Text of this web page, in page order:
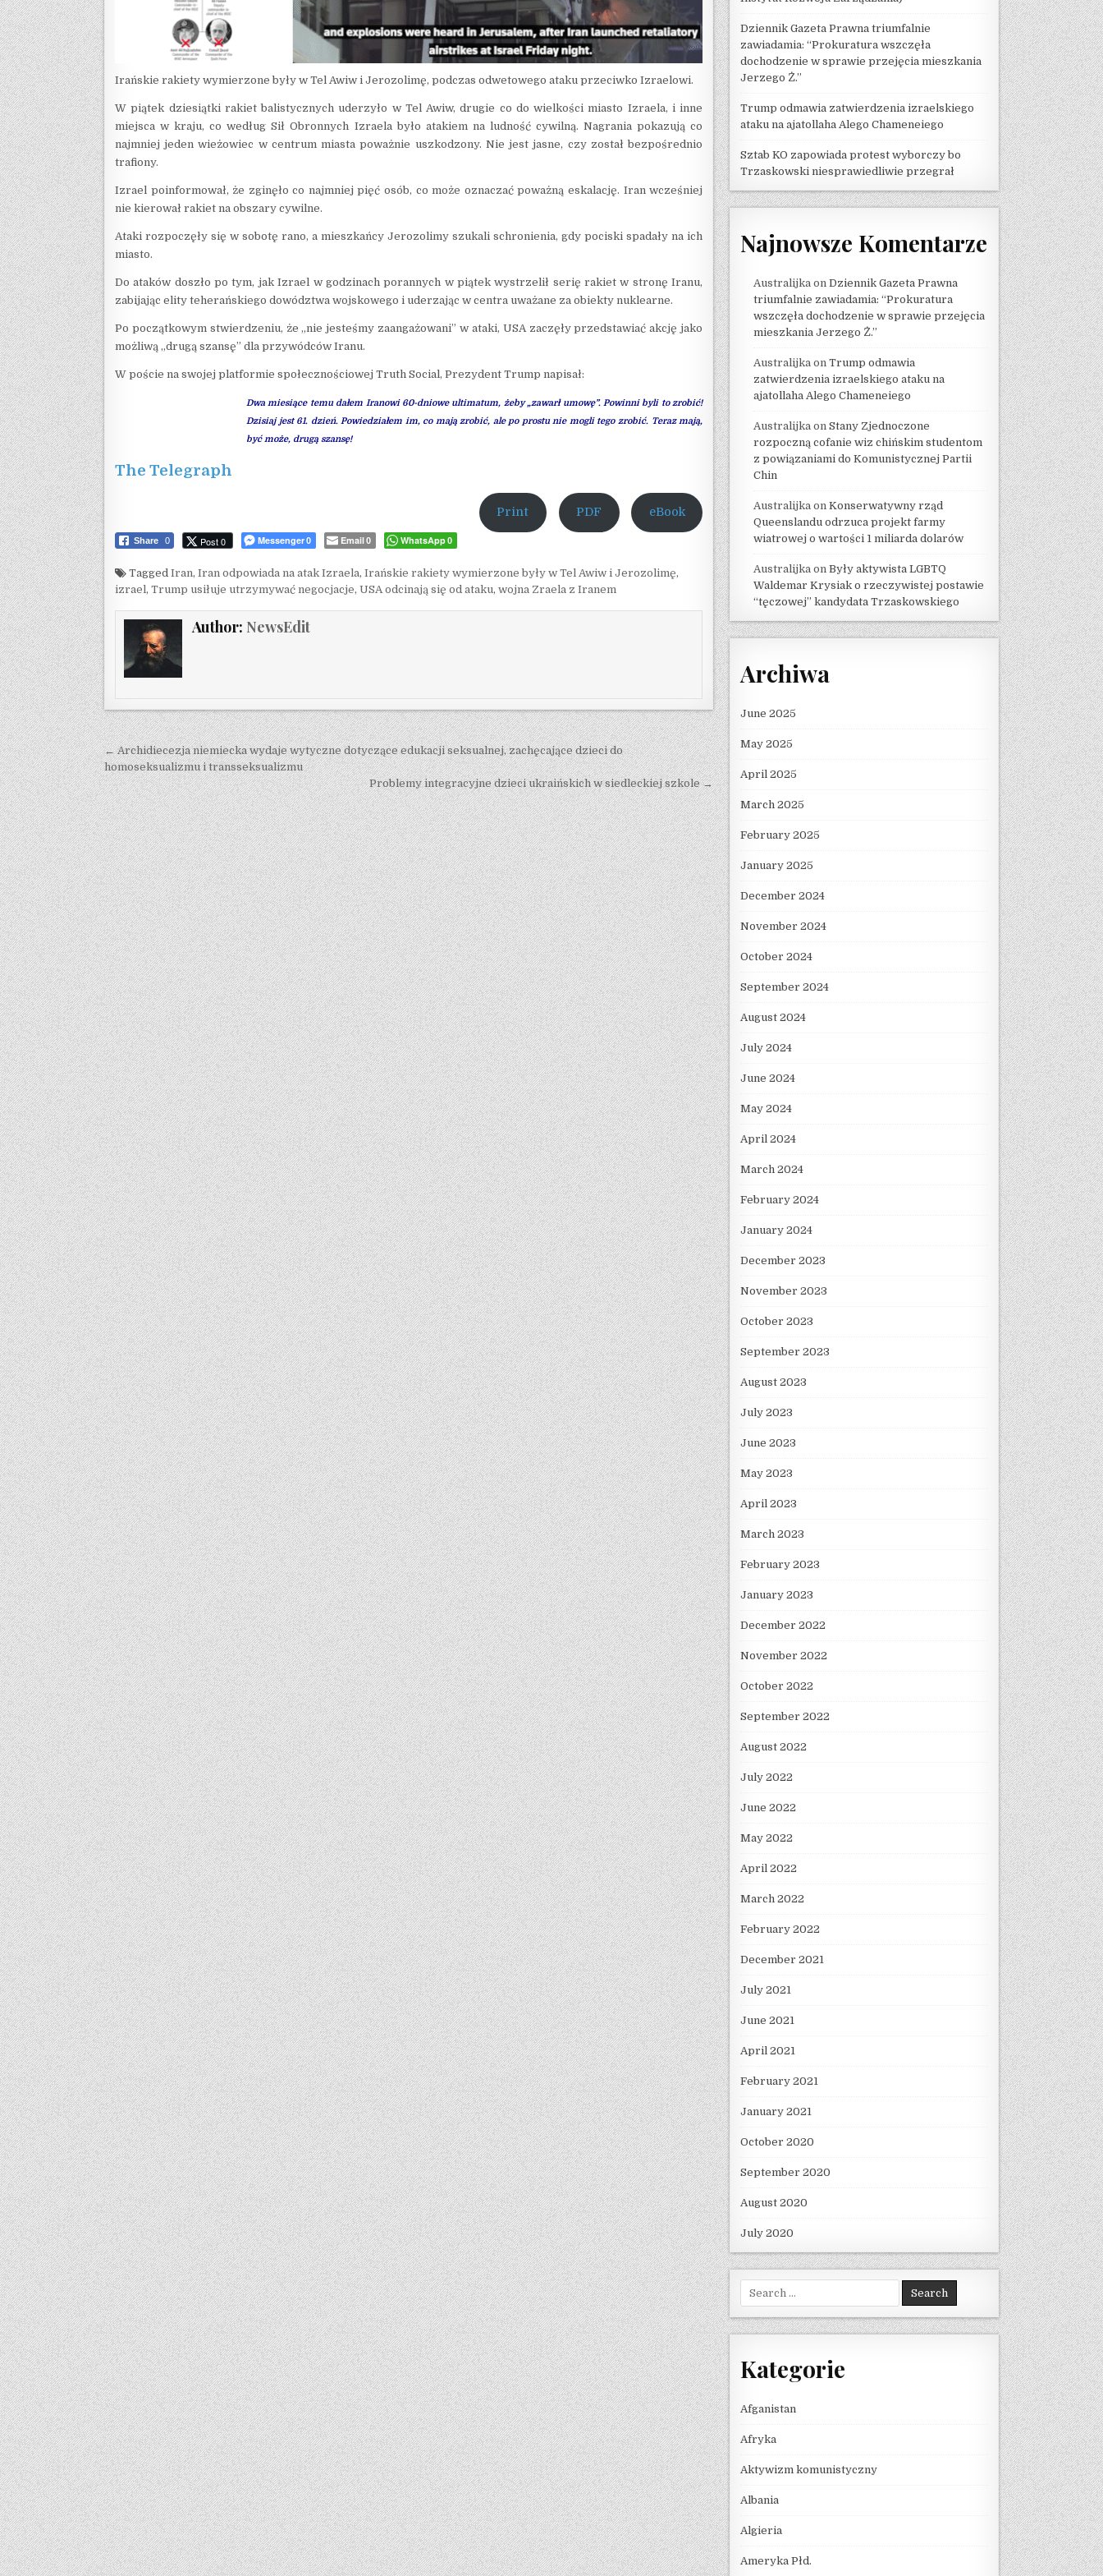
Irańskie rakiety wymierzone były w Tel Awiw i Jerozolimę, podczas odwetowego ataku przeciwko Izraelowi.
W piątek dziesiątki rakiet balistycznych uderzyło w Tel Awiw, drugie co do wielkości miasto Izraela, i inne
miejsca w kraju, co według Sił Obronnych Izraela było atakiem na ludność cywilną. Nagrania pokazują co
najmniej jeden wieżowiec w centrum miasta poważnie uszkodzony. Nie jest jasne, czy został bezpośrednio
trafiony.
Izrael poinformował, że zginęło co najmniej pięć osób, co może oznaczać poważną eskalację. Iran wcześniej
nie kierował rakiet na obszary cywilne.
Ataki rozpoczęły się w sobotę rano, a mieszkańcy Jerozolimy szukali schronienia, gdy pociski spadały na ich
miasto.
Do ataków doszło po tym, jak Izrael w godzinach porannych w piątek wystrzelił serię rakiet w stronę Iranu,
zabijając elity teherańskiego dowództwa wojskowego i uderzając w centra uważane za obiekty nuklearne.
Po początkowym stwierdzeniu, że „nie jesteśmy zaangażowani” w ataki, USA zaczęły przedstawiać akcję jako
możliwą „drugą szansę” dla przywódców Iranu.
W poście na swojej platformie społecznościowej Truth Social, Prezydent Trump napisał:
Dwa miesiące temu dałem Iranowi 60-dniowe ultimatum, żeby „zawarł umowę”. Powinni byli to zrobić!
Dzisiaj jest 61. dzień. Powiedziałem im, co mają zrobić, ale po prostu nie mogli tego zrobić. Teraz mają,
być może, drugą szansę!
The Telegraph
Print PDF eBook
Share 0 Post 0 Messenger0 Email0 WhatsApp0
Tagged Iran, Iran odpowiada na atak Izraela, Irańskie rakiety wymierzone były w Tel Awiw i Jerozolimę,
izrael, Trump usiłuje utrzymywać negocjacje, USA odcinają się od ataku, wojna Zraela z Iranem
Author: NewsEdit
Post navigation
← Archidiecezja niemiecka wydaje wytyczne dotyczące edukacji seksualnej, zachęcające dzieci do
homoseksualizmu i transseksualizmu
Problemy integracyjne dzieci ukraińskich w siedleckiej szkole →
Dziennik Gazeta Prawna triumfalnie
zawiadamia: “Prokuratura wszczęła
dochodzenie w sprawie przejęcia mieszkania
Jerzego Ż.”
Trump odmawia zatwierdzenia izraelskiego
ataku na ajatollaha Alego Chameneiego
Sztab KO zapowiada protest wyborczy bo
Trzaskowski niesprawiedliwie przegrał
Najnowsze Komentarze
Australijkaon Dziennik Gazeta Prawna
triumfalnie zawiadamia: “Prokuratura
wszczęła dochodzenie w sprawie przejęcia
mieszkania Jerzego Ż.”
Australijkaon Trump odmawia
zatwierdzenia izraelskiego ataku na
ajatollaha Alego Chameneiego
Australijkaon Stany Zjednoczone
rozpoczną cofanie wiz chińskim studentom
z powiązaniami do Komunistycznej Partii
Chin
Australijkaon Konserwatywny rząd
Queenslandu odrzuca projekt farmy
wiatrowej o wartości 1 miliarda dolarów
Australijkaon Były aktywista LGBTQ
Waldemar Krysiak o rzeczywistej postawie
“tęczowej” kandydata Trzaskowskiego
Archiwa
June 2025
May 2025
April 2025
March 2025
February 2025
January 2025
December 2024
November 2024
October 2024
September 2024
August 2024
July 2024
June 2024
May 2024
April 2024
March 2024
February 2024
January 2024
December 2023
November 2023
October 2023
September 2023
August 2023
July 2023
June 2023
May 2023
April 2023
March 2023
February 2023
January 2023
December 2022
November 2022
October 2022
September 2022
August 2022
July 2022
June 2022
May 2022
April 2022
March 2022
February 2022
December 2021
July 2021
June 2021
April 2021
February 2021
January 2021
October 2020
September 2020
August 2020
July 2020
Search for:
Kategorie
Afganistan
Afryka
Aktywizm komunistyczny
Albania
Algieria
Ameryka Płd.